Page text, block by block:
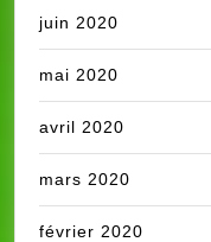
juin 2020
mai 2020
avril 2020
mars 2020
février 2020